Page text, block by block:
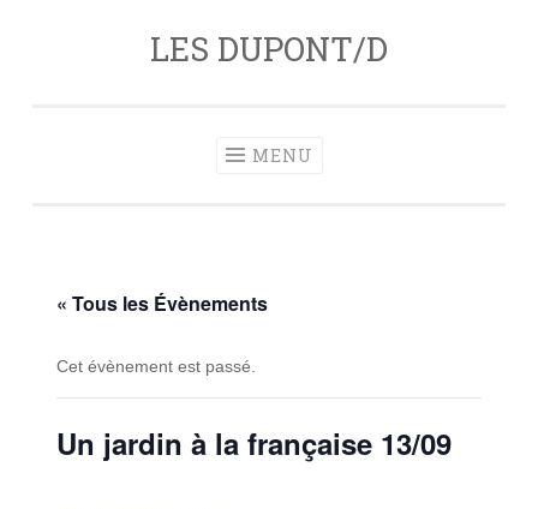
LES DUPONT/D
MENU
« Tous les Évènements
Cet évènement est passé.
Un jardin à la française 13/09